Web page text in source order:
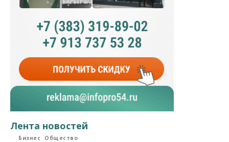
Лента новостей
Бизнес Общество